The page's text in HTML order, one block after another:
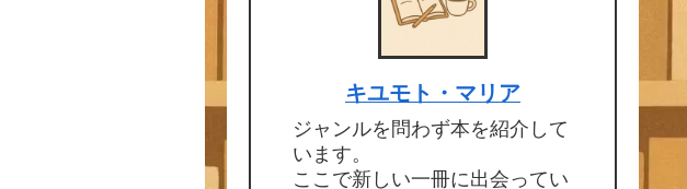
キユモト・マリア
ジャンルを問わず本を紹介して
います。
ここで新しい一冊に出会ってい